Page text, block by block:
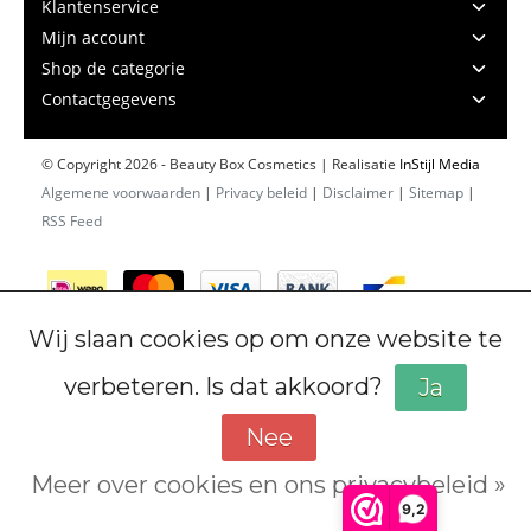
9,2
Klantenservice
Mijn account
Shop de categorie
Contactgegevens
© Copyright 2026 - Beauty Box Cosmetics | Realisatie InStijl Media
Algemene voorwaarden | Privacy beleid | Disclaimer | Sitemap |
RSS Feed
Wij slaan cookies op om onze website te
verbeteren. Is dat akkoord?
Ja
Nee
Meer over cookies en ons privacybeleid »